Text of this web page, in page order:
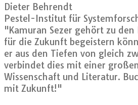
Dieter Behrendt
Pestel-Institut für
"Kamuran Sezer gehört zu den
für die Zukunft begeistern
er aus den Tiefen von gleich
verbindet dies mit einer
Wissenschaft und Literatur.
mit Zukunft!"